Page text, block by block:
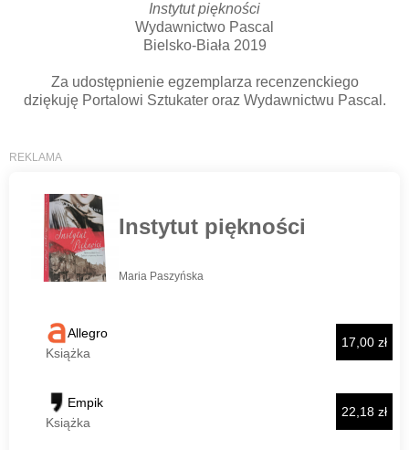
Instytut piękności
Wydawnictwo Pascal
Bielsko-Biała 2019
Za udostępnienie egzemplarza recenzenckiego
dziękuję Portalowi Sztukater oraz Wydawnictwu Pascal.